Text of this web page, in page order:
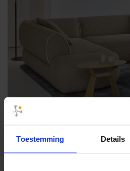
Toestemming Details
Bank Plantagie Rozan